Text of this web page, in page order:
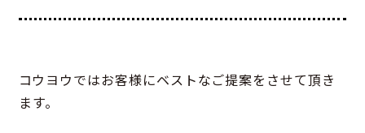
コウヨウではお客様にベストなご提案をさせて頂き
ます。